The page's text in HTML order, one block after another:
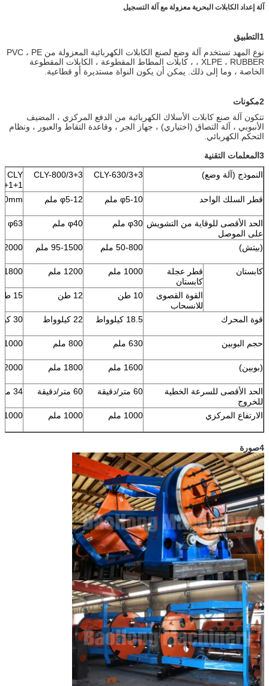
آلة إعداد الكابلات البحرية معزولة مع آلة التسجيل
1التطبيق
نوع المهد تستخدم آلة وضع لصنع الكابلات الكهربائية المعزولة من PVC ، PE
، XLPE ، RUBBER ، كابلات المطاط المقطوعة ، الكابلات المقطوعة
الخاصة ، وما إلى ذلك. يمكن أن يكون النواة مستديرة أو قطاعية.
2مكونات
تتكون آلة صنع كابلات الأسلاك الكهربائية من الدفع المركزي ، المضيف
الأنبوبي ، آلة التصاق (اختياري) ، جهاز الجر ، وقاعدة التقاط والعبور ، ونظام
التحكم الكهربائي.
3المعلمات التقنية
النموذج (آلة وضع)
CLY-630/3+3
CLY-800/3+3
CLY
قطر السلك الواحد
φ5-10 ملم φ5-12 ملم
الحد الأقصى للوقاية من التشويش
على الموصل
φ30 ملم φ40 ملم φ63 ملم
(بيتش) 50-800 ملم 95-1500 ملم 200-
كابستان
قطر عجلة
كابستان
1000 ملم 1200 ملم 1800 ملم
القوة القصوى
للانسحاب
10 طن 12 طن 15 طن
قوة المحرك 18.5 كيلوواط 22 كيلوواط 30 كيلوواط
حجم البوبين 630 ملم 800 ملم 1000 ملم
(بوبين) 1600 ملم 1800 ملم 2000 ملم
الحد الأقصى للسرعة الخطية
للخروج
60 متر/دقيقة 60 متر/دقيقة 34 متر/دقيقة
الارتفاع المركزي 1000 ملم 1000 ملم 1000 ملم
4صورة